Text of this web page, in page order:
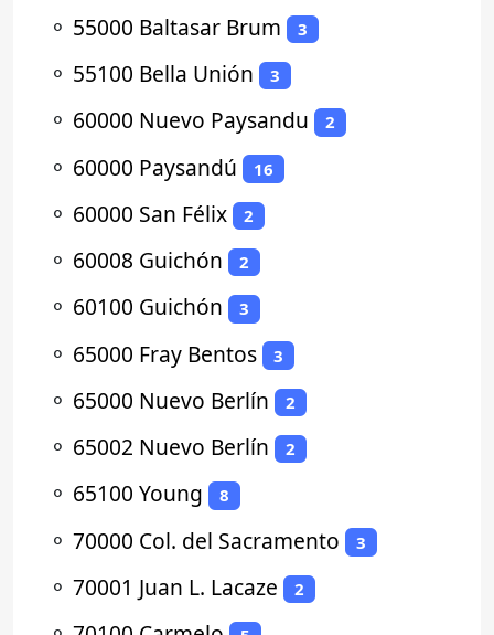
⚬ 55000 Baltasar Brum 3
⚬ 55100 Bella Unión 3
⚬ 60000 Nuevo Paysandu 2
⚬ 60000 Paysandú 16
⚬ 60000 San Félix 2
⚬ 60008 Guichón 2
⚬ 60100 Guichón 3
⚬ 65000 Fray Bentos 3
⚬ 65000 Nuevo Berlín 2
⚬ 65002 Nuevo Berlín 2
⚬ 65100 Young 8
⚬ 70000 Col. del Sacramento 3
⚬ 70001 Juan L. Lacaze 2